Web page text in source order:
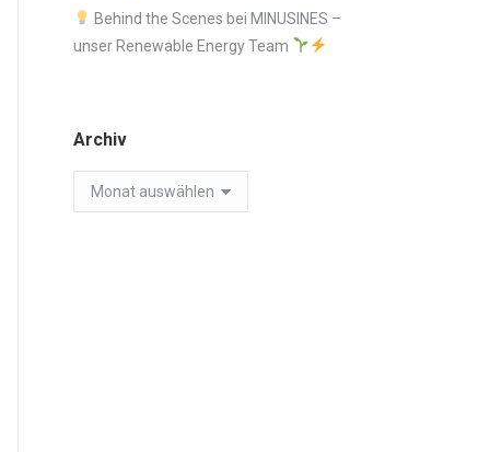
Behind the Scenes bei MINUSINES –
unser Renewable Energy Team
Archiv
Archiv